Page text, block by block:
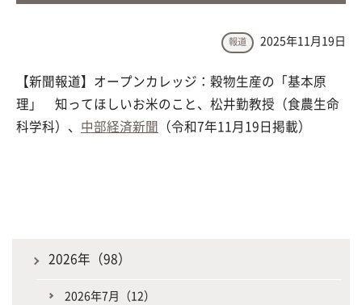
報道 2025年11月19日
【新聞報道】オープンカレッジ：穀物生産の「基本原
理」 知ってほしいお米のこと、松井勤教授（食農生命
科学科）、 中部経済新聞 （令和7年11月19日掲載）
2026年（98）
2026年7月（12）